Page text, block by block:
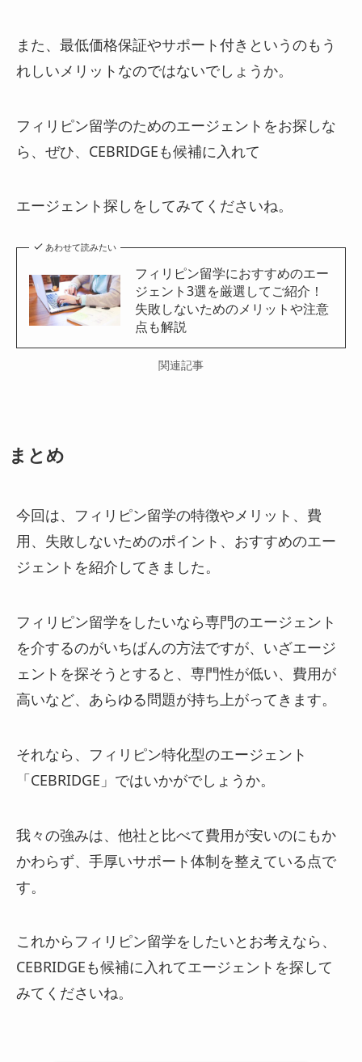
また、最低価格保証やサポート付きというのもう
れしいメリットなのではないでしょうか。
フィリピン留学のためのエージェントをお探しな
ら、ぜひ、CEBRIDGEも候補に入れて
エージェント探しをしてみてくださいね。
あわせて読みたい
フィリピン留学におすすめのエー
ジェント3選を厳選してご紹介！
失敗しないためのメリットや注意
点も解説
関連記事
まとめ
今回は、フィリピン留学の特徴やメリット、費
用、失敗しないためのポイント、おすすめのエー
ジェントを紹介してきました。
フィリピン留学をしたいなら専門のエージェント
を介するのがいちばんの方法ですが、いざエージ
ェントを探そうとすると、専門性が低い、費用が
高いなど、あらゆる問題が持ち上がってきます。
それなら、フィリピン特化型のエージェント
「CEBRIDGE」ではいかがでしょうか。
我々の強みは、他社と比べて費用が安いのにもか
かわらず、手厚いサポート体制を整えている点で
す。
これからフィリピン留学をしたいとお考えなら、
CEBRIDGEも候補に入れてエージェントを探して
みてくださいね。